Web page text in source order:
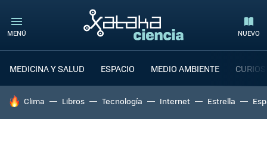
MENÚ NUEVO
MEDICINA Y SALUD ESPACIO MEDIO AMBIENTE
HOY SE HABLA DE
Clima Libros Tecnología Internet Estrella